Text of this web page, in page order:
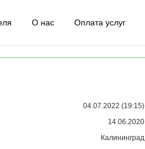
О нас Оплата услуг
04.07.2022 (19:15)
14.06.2020
Калининград